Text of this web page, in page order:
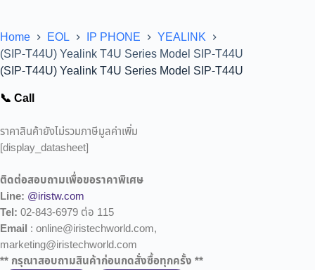
Home EOL IP PHONE
YEALINK
(SIP-T44U) Yealink T4U Series Model SIP-T44U
(SIP-T44U) Yealink T4U Series Model SIP-T44U
📞 Call
ราคาสินค้ายังไม่รวมภาษีมูลค่าเพิ่ม
[display_datasheet]
ติดต่อสอบถามเพื่อขอราคาพิเศษ
Line: @iristw.com
Tel: 02-843-6979 ต่อ 115
Email : online@iristechworld.com,
marketing@iristechworld.com
** กรุณาสอบถามสินค้าก่อนกดสั่งซื้อทุกครั้ง **